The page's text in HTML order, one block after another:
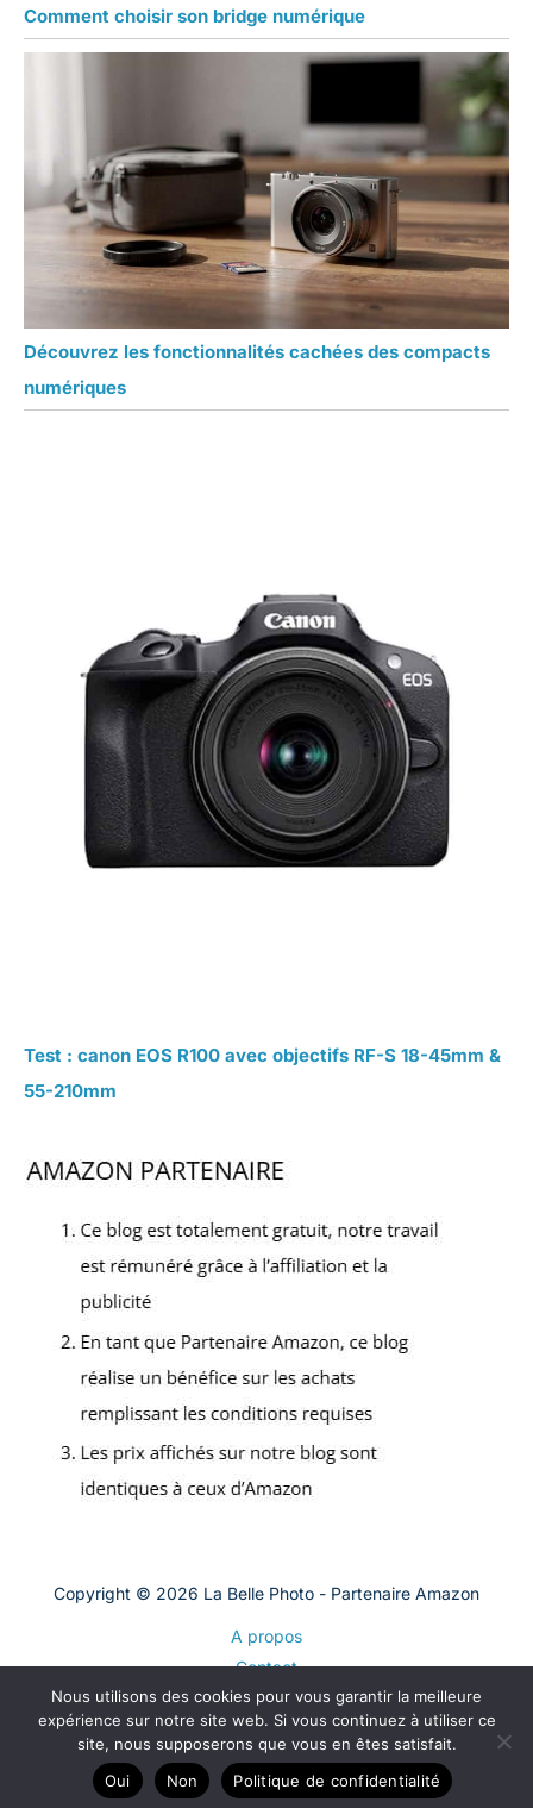
Comment choisir son bridge numérique
Découvrez les fonctionnalités cachées des compacts
numériques
Test : canon EOS R100 avec objectifs RF-S 18-45mm &
55-210mm
Copyright © 2026 La Belle Photo - Partenaire Amazon
A propos
Contact
Plan du site
Mentions légales
Politique de confidentialité
Nous utilisons des cookies pour vous garantir la meilleure
expérience sur notre site web. Si vous continuez à utiliser ce
site, nous supposerons que vous en êtes satisfait.
Oui
Non Politique de confidentialité